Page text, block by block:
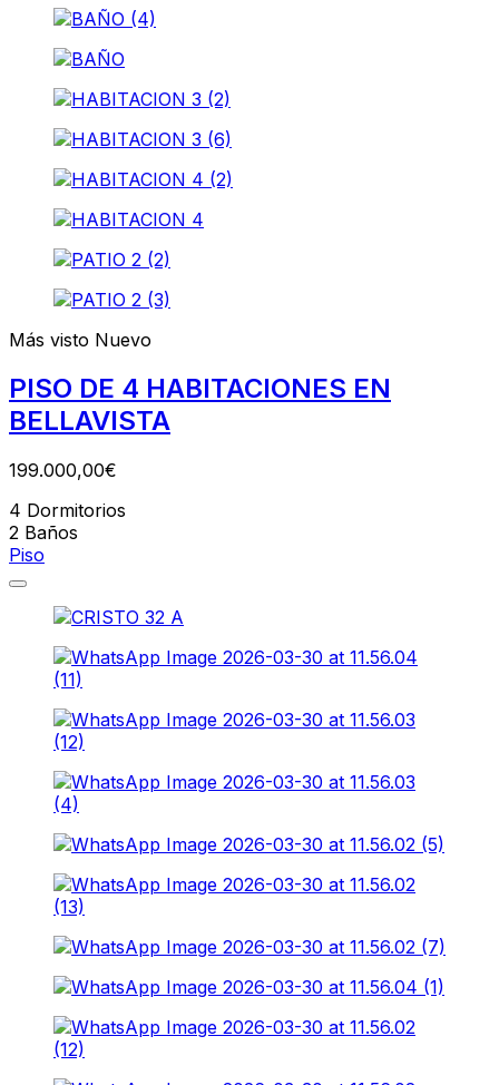
Más visto Nuevo
PISO DE 4 HABITACIONES EN
BELLAVISTA
199.000,00€
4 Dormitorios
2 Baños
Piso